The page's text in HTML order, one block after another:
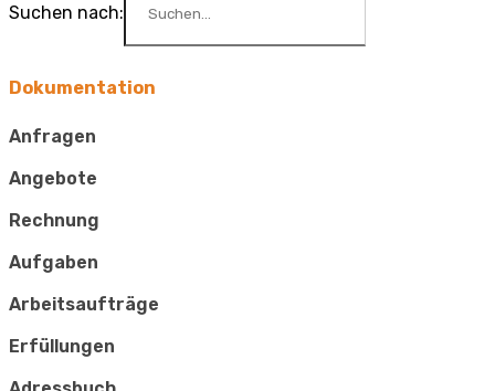
Suchen nach:
Dokumentation
Anfragen
Angebote
Rechnung
Aufgaben
Arbeitsaufträge
Erfüllungen